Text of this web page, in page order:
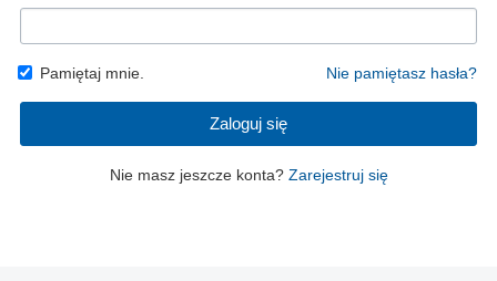
Pamiętaj mnie. Nie pamiętasz hasła?
Zaloguj się
Nie masz jeszcze konta? Zarejestruj się